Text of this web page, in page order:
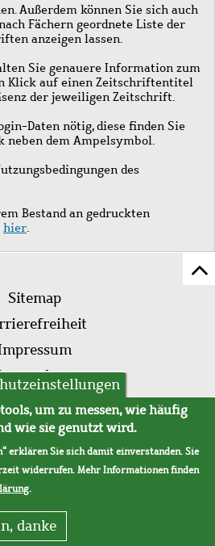
Außerdem können Sie sich auch
Fächern geordnete Liste der
anzeigen lassen.
Sie genauere Information zum
Klick auf einen Zeitschriftentitel
der jeweiligen Zeitschrift.
Daten nötig, diese finden Sie
neben dem Ampelsymbol.
des
Bestand an gedruckten
hier.
Sitemap
AVBum zu messen, wie häufig
wie sie genutzt wird.
erklären Sie sich damit einverstanden. Sie
widerrufen. Mehr Informationen finden
.
danke